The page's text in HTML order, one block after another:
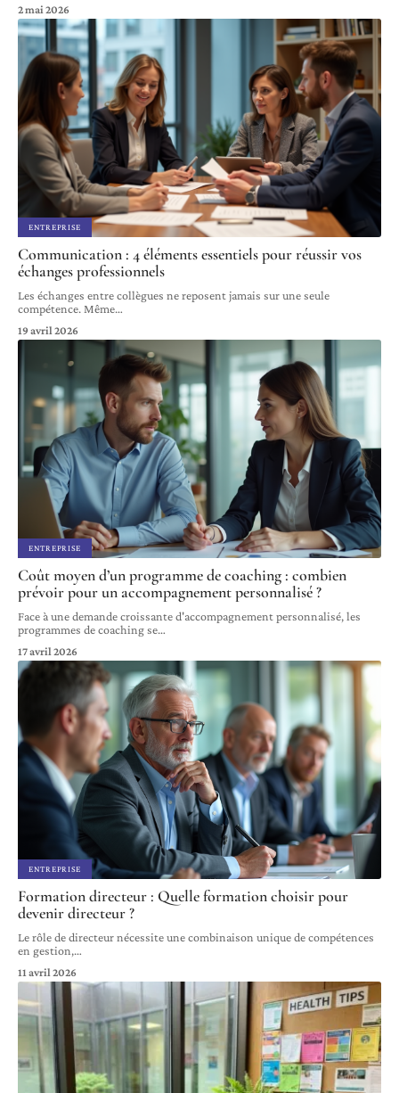
2 mai 2026
ENTREPRISE
Communication : 4 éléments essentiels pour réussir vos
échanges professionnels
Les échanges entre collègues ne reposent jamais sur une seule
compétence. Même…
19 avril 2026
ENTREPRISE
Coût moyen d’un programme de coaching : combien
prévoir pour un accompagnement personnalisé ?
Face à une demande croissante d'accompagnement personnalisé, les
programmes de coaching se…
17 avril 2026
ENTREPRISE
Formation directeur : Quelle formation choisir pour
devenir directeur ?
Le rôle de directeur nécessite une combinaison unique de compétences
en gestion,…
11 avril 2026